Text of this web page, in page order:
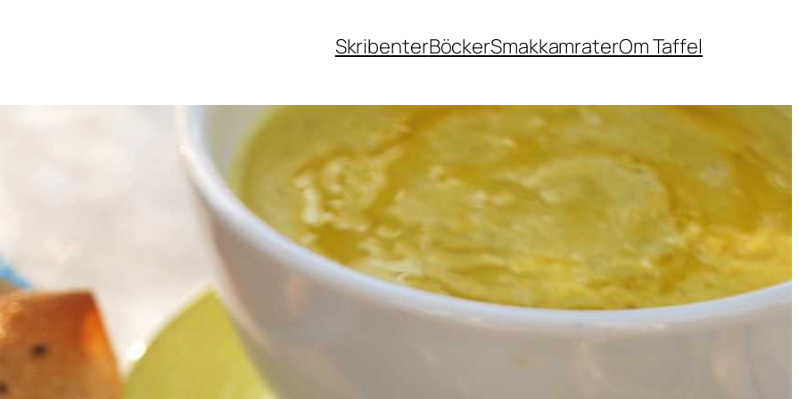
SkribenterBöckerSmakkamraterOm Taffel